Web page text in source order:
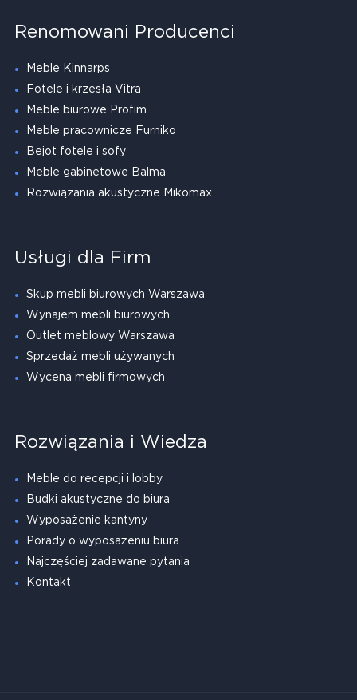
Renomowani Producenci
Meble Kinnarps
Fotele i krzesła Vitra
Meble biurowe Profim
Meble pracownicze Furniko
Bejot fotele i sofy
Meble gabinetowe Balma
Rozwiązania akustyczne Mikomax
Usługi dla Firm
Skup mebli biurowych Warszawa
Wynajem mebli biurowych
Outlet meblowy Warszawa
Sprzedaż mebli używanych
Wycena mebli firmowych
Rozwiązania i Wiedza
Meble do recepcji i lobby
Budki akustyczne do biura
Wyposażenie kantyny
Porady o wyposażeniu biura
Najczęściej zadawane pytania
Kontakt